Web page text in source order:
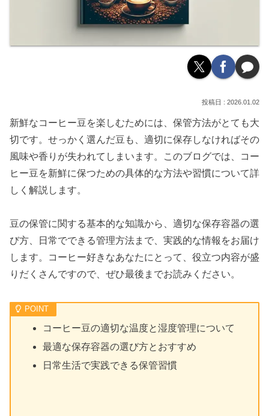
2026.01.02
新鮮なコーヒー豆を楽しむためには、保管方法がとても大
切です。せっかく選んだ豆も、適切に保存しなければその
風味や香りが失われてしまいます。このブログでは、コー
ヒー豆を新鮮に保つための具体的な方法や習慣について詳
しく解説します。
豆の保管に関する基本的な知識から、適切な保存容器の選
び方、日常でできる管理方法まで、実践的な情報をお届け
します。コーヒー好きなあなたにとって、役立つ内容が盛
りだくさんですので、ぜひ最後までお読みください。
コーヒー豆の適切な温度と湿度管理について
最適な保存容器の選び方とおすすめ
日常生活で実践できる保管習慣